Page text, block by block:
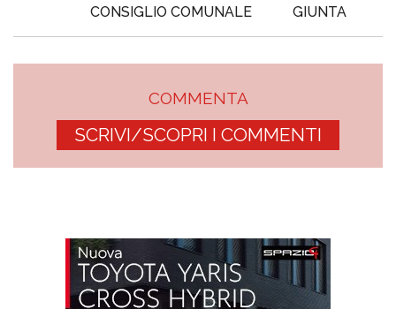
CONSIGLIO COMUNALE
GIUNTA
COMMENTA
SCRIVI/SCOPRI I COMMENTI